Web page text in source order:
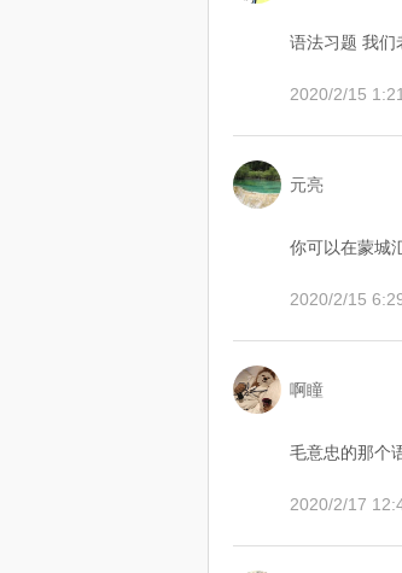
语法习题 我们
2020/2/15
元亮
你可以在蒙城
2020/2/15
啊瞳
毛意忠的那个
2020/2/17